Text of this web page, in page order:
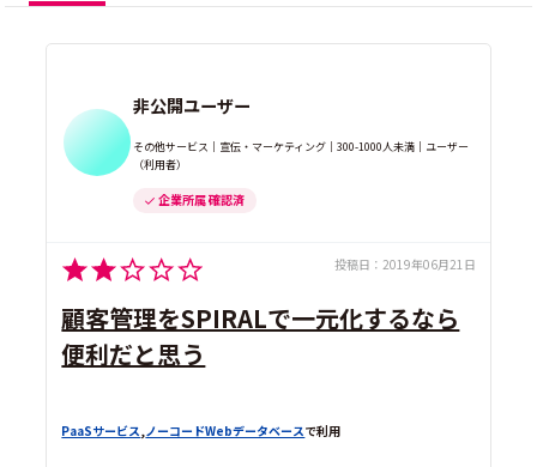
非公開ユーザー
その他サービス｜宣伝・マーケティング｜300-1000人未満｜ユーザー
（利用者）
企業所属 確認済
投稿日： 2019年06月21日
顧客管理をSPIRALで一元化するなら
便利だと思う
PaaSサービス , ノーコードWebデータベースで利用